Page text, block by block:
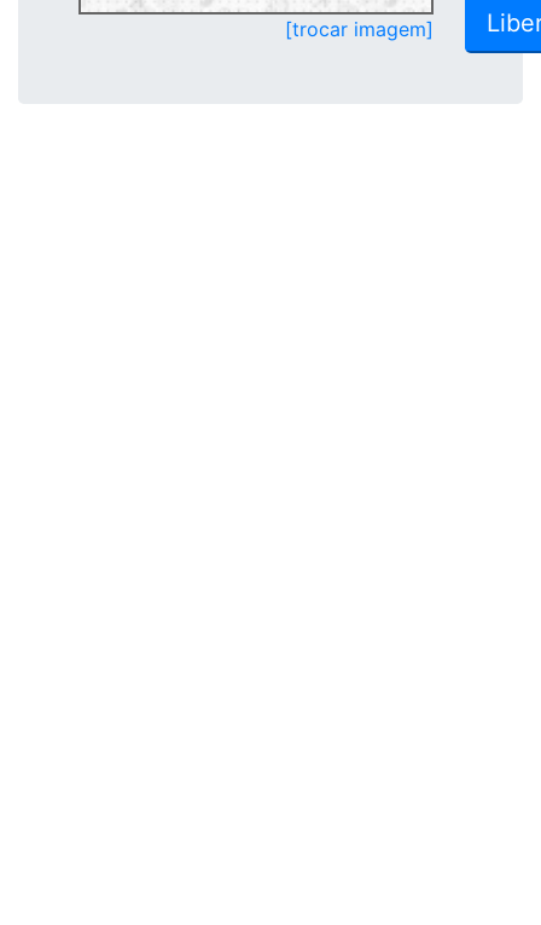
[trocar imagem]